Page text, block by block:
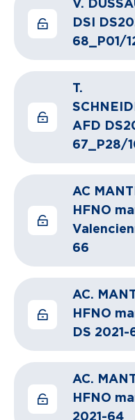
V.
DSI
68_P01/
T.
AFD
67_P28/
AC
HFNO
66
AC.
HFNO
DS 2021-
AC.
HFNO
2021-64